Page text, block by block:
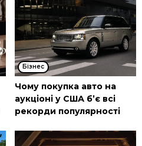
Бізнес
Чому покупка авто на
аукціоні у США б’є всі
рекорди популярності